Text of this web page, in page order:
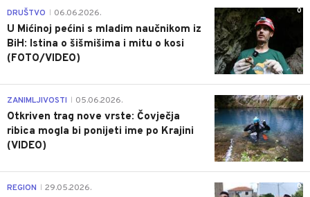
0
DRUŠTVO 06.06.2026.
U Mićinoj pećini s mladim naučnikom iz
BiH: Istina o šišmišima i mitu o kosi
(FOTO/VIDEO)
0
ZANIMLJIVOSTI 05.06.2026.
Otkriven trag nove vrste: Čovječja
ribica mogla bi ponijeti ime po Krajini
(VIDEO)
0
REGION 29.05.2026.